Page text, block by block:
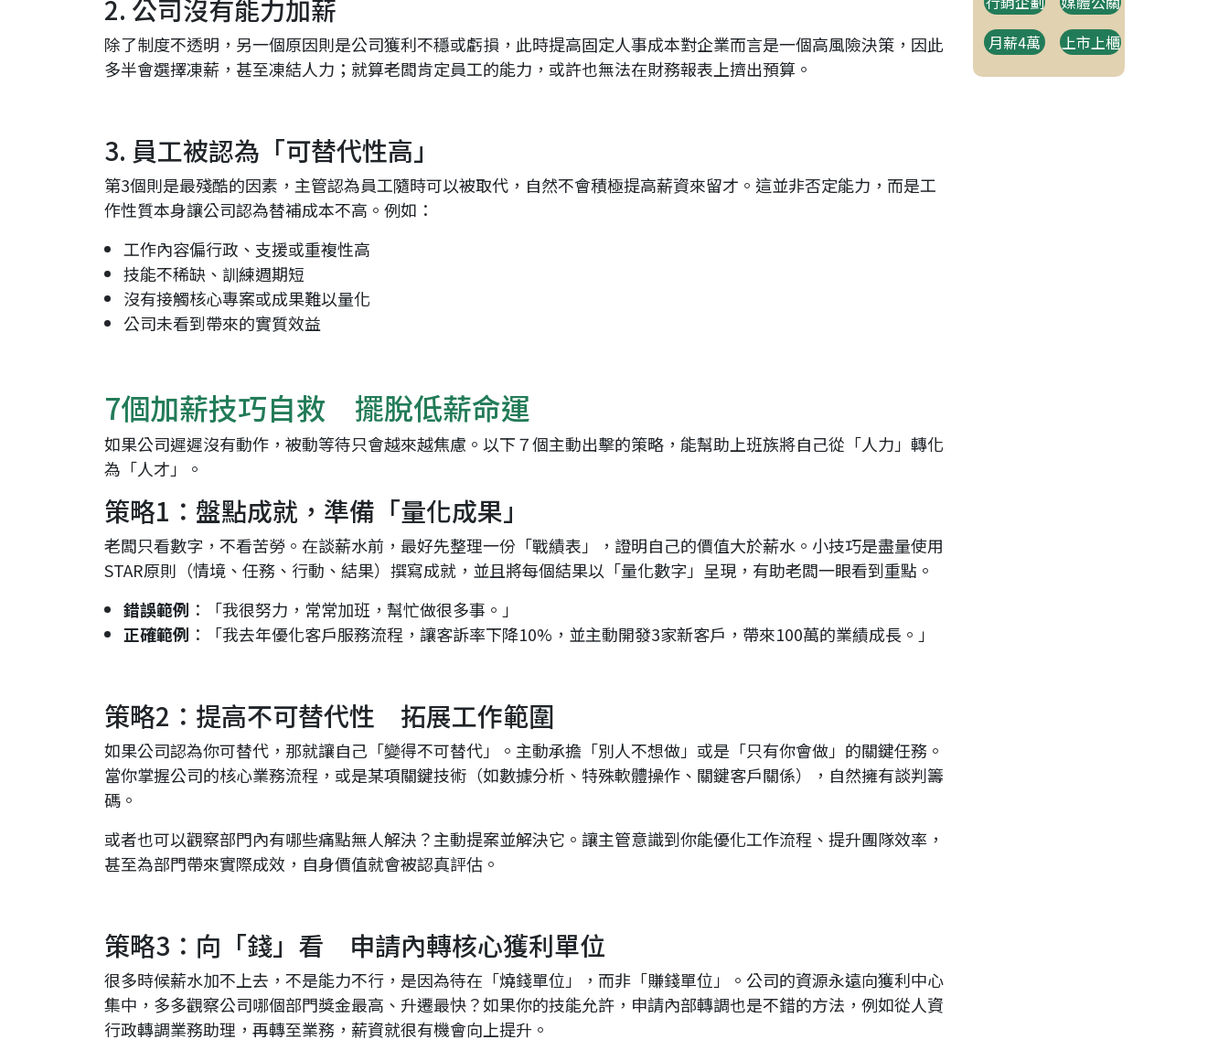
loanding...
2. 公司沒有能力加薪
除了制度不透明，另一個原因則是公司獲利不穩或虧損，此時提高固定人事成本對企業而言是一個高風險決策，因此
多半會選擇凍薪，甚至凍結人力；就算老闆肯定員工的能力，或許也無法在財務報表上擠出預算。
3. 員工被認為「可替代性高」
第3個則是最殘酷的因素，主管認為員工隨時可以被取代，自然不會積極提高薪資來留才。這並非否定能力，而是工
作性質本身讓公司認為替補成本不高。例如：
工作內容偏行政、支援或重複性高
技能不稀缺、訓練週期短
沒有接觸核心專案或成果難以量化
公司未看到帶來的實質效益
7個加薪技巧自救 擺脫低薪命運
如果公司遲遲沒有動作，被動等待只會越來越焦慮。以下７個主動出擊的策略，能幫助上班族將自己從「人力」轉化
為「人才」。
策略1：盤點成就，準備「量化成果」
老闆只看數字，不看苦勞。在談薪水前，最好先整理一份「戰績表」，證明自己的價值大於薪水。小技巧是盡量使用
STAR原則（情境、任務、行動、結果）撰寫成就，並且將每個結果以「量化數字」呈現，有助老闆一眼看到重點。
錯誤範例 ：「我很努力，常常加班，幫忙做很多事。」
正確範例 ：「我去年優化客戶服務流程，讓客訴率下降10%，並主動開發3家新客戶，帶來100萬的業績成長。」
策略2：提高不可替代性 拓展工作範圍
如果公司認為你可替代，那就讓自己「變得不可替代」。主動承擔「別人不想做」或是「只有你會做」的關鍵任務。
當你掌握公司的核心業務流程，或是某項關鍵技術（如數據分析、特殊軟體操作、關鍵客戶關係），自然擁有談判籌
碼。
或者也可以觀察部門內有哪些痛點無人解決？主動提案並解決它。讓主管意識到你能優化工作流程、提升團隊效率，
甚至為部門帶來實際成效，自身價值就會被認真評估。
策略3：向「錢」看 申請內轉核心獲利單位
很多時候薪水加不上去，不是能力不行，是因為待在「燒錢單位」，而非「賺錢單位」。公司的資源永遠向獲利中心
集中，多多觀察公司哪個部門獎金最高、升遷最快？如果你的技能允許，申請內部轉調也是不錯的方法，例如從人資
行政轉調業務助理，再轉至業務，薪資就很有機會向上提升。
月薪4萬
上市上櫃